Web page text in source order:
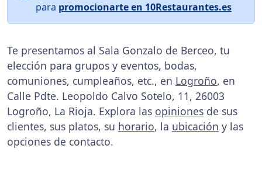
para promocionarte en 10Restaurantes.es
Te presentamos al Sala Gonzalo de Berceo, tu
elección para grupos y eventos, bodas,
comuniones, cumpleaños, etc., en Logroño, en
Calle Pdte. Leopoldo Calvo Sotelo, 11, 26003
Logroño, La Rioja. Explora las opiniones de sus
clientes, sus platos, su horario, la ubicación y las
opciones de contacto.